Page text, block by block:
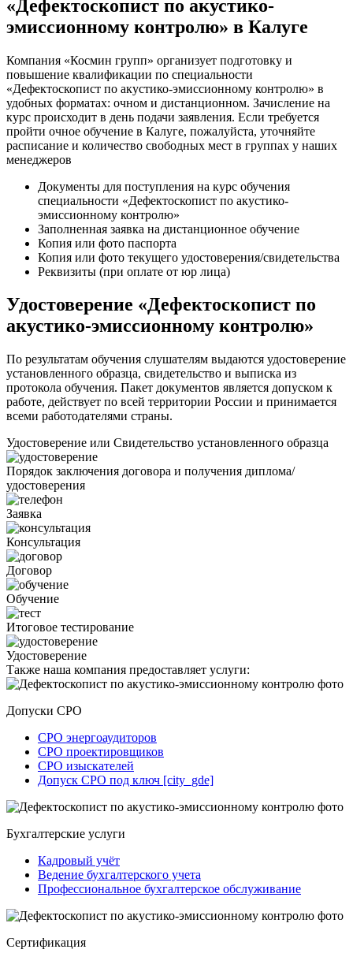
«Дефектоскопист по акустико-
эмиссионному контролю» в Калуге
Компания «Космин групп» организует подготовку и
повышение квалификации по специальности
«Дефектоскопист по акустико-эмиссионному контролю» в
удобных форматах: очном и дистанционном. Зачисление на
курс происходит в день подачи заявления. Если требуется
пройти очное обучение в Калуге, пожалуйста, уточняйте
расписание и количество свободных мест в группах у наших
менеджеров
Документы для поступления на курс обучения
специальности «Дефектоскопист по акустико-
эмиссионному контролю»
Заполненная заявка на дистанционное обучение
Копия или фото паспорта
Копия или фото текущего удостоверения/свидетельства
Реквизиты (при оплате от юр лица)
Удостоверение «Дефектоскопист по
акустико-эмиссионному контролю»
По результатам обучения слушателям выдаются удостоверение
установленного образца, свидетельство и выписка из
протокола обучения. Пакет документов является допуском к
работе, действует по всей территории России и принимается
всеми работодателями страны.
Удостоверение или Свидетельство установленного образца
Порядок заключения договора и получения диплома/
удостоверения
Заявка
Консультация
Договор
Обучение
Итоговое тестирование
Удостоверение
Также наша компания предоставляет услуги:
Допуски СРО
СРО энергоаудиторов
СРО проектировщиков
СРО изыскателей
Допуск СРО под ключ [city_gde]
Бухгалтерские услуги
Кадровый учёт
Ведение бухгалтерского учета
Профессиональное бухгалтерское обслуживание
Сертификация